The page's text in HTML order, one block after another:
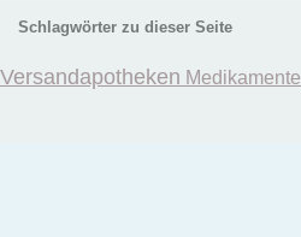
Schlagwörter zu dieser Seite
Versandapotheken Medikamente